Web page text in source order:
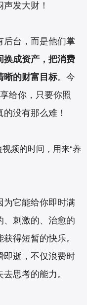
发大财！
台，而是他们掌
换成资产，把消费
晰的财富目标。今
给你，只要你照
没有那么难！
频的时间，用来“养
为它能给你即时满
刺激的、治愈的
得短暂的快乐。
即逝，不仅浪费时
思考的能力。